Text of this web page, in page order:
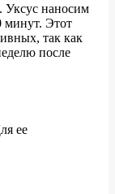
Уксус наносим
минут. Этот
так как
после
ее